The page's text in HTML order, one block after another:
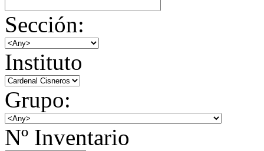
Sección:
Instituto
Grupo:
Nº Inventario